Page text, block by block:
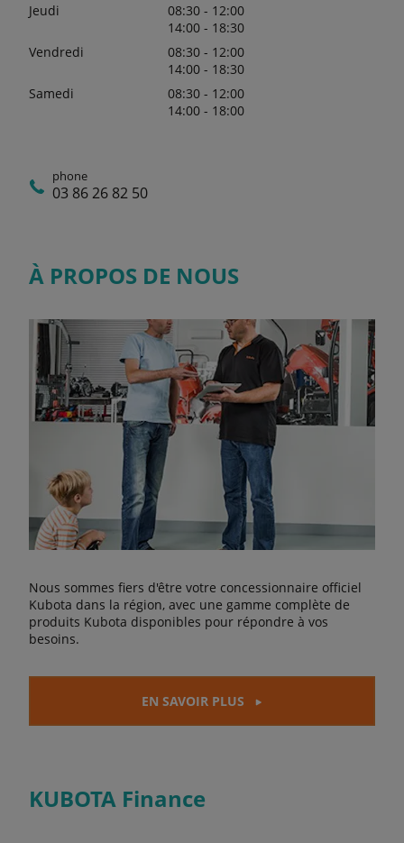
Jeudi
08:30 - 12:00
14:00 - 18:30
Vendredi
08:30 - 12:00
14:00 - 18:30
Samedi
08:30 - 12:00
14:00 - 18:00
phone
03 86 26 82 50
À PROPOS DE NOUS
Nous sommes fiers d'être votre concessionnaire officiel
Kubota dans la région, avec une gamme complète de
produits Kubota disponibles pour répondre à vos
besoins.
EN SAVOIR PLUS
KUBOTA Finance